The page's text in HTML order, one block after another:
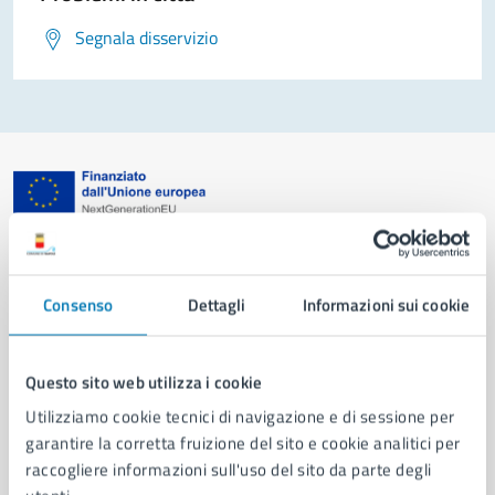
Consenso Dettagli Informazioni sui cookie
Questo sito web utilizza i cookie
Utilizziamo cookie tecnici di navigazione e di sessione per
garantire la corretta fruizione del sito e cookie analitici per
raccogliere informazioni sull'uso del sito da parte degli
Segnala disservizio
Organi di governo
Municipalità
Uffici
Enti e fondazioni
Politici